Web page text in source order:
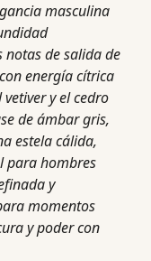
masculina
notas de salida de
energía cítrica
y el cedro
de ámbar gris,
estela cálida,
para hombres
y
momentos
y poder con